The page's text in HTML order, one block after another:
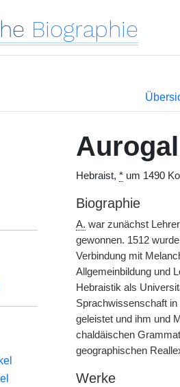
Biographie
Hebraist, *um 1490
Biographie
A. war zunächst
gewonnen. 1512
Verbindung mit
Allgemeinbildung und
Hebraistik als
Sprachwissenschaft in
geleistet und ihm und
chaldäischen
geographischen
Werke